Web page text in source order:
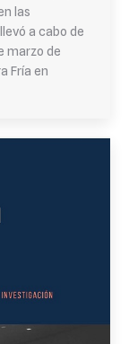
las
a cabo de
marzo de
Fría en